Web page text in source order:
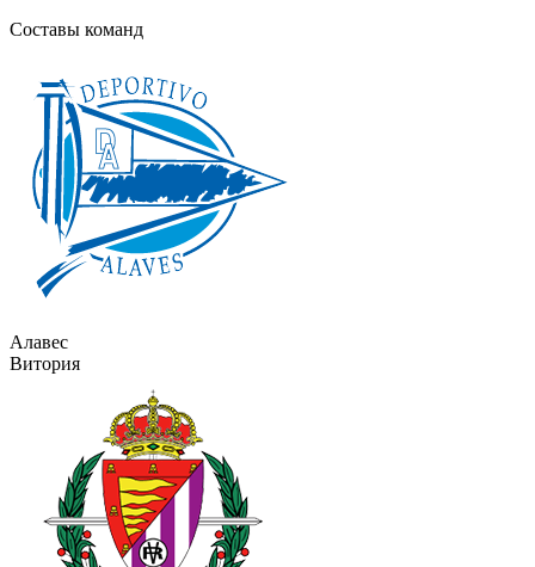
Составы команд
Алавес
Витория